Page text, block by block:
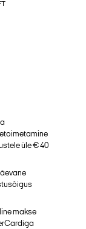
üle € 40
makse